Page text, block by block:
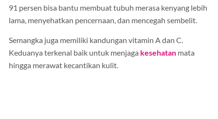
91 persen bisa bantu membuat tubuh merasa kenyang lebih
lama, menyehatkan pencernaan, dan mencegah sembelit.
Semangka juga memiliki kandungan vitamin A dan C.
Keduanya terkenal baik untuk menjaga kesehatan mata
hingga merawat kecantikan kulit.